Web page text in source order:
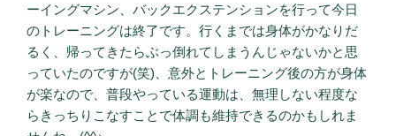
ーイングマシン、バックエクステンションを行って今日
のトレーニングは終了です。行くまでは身体がかなりだ
るく、帰ってきたらぶっ倒れてしまうんじゃないかと思
っていたのですが(笑)、意外とトレーニング後の方が身体
が楽なので、普段やっている運動は、無理しない程度な
らきっちりこなすことで体調も維持できるのかもしれま